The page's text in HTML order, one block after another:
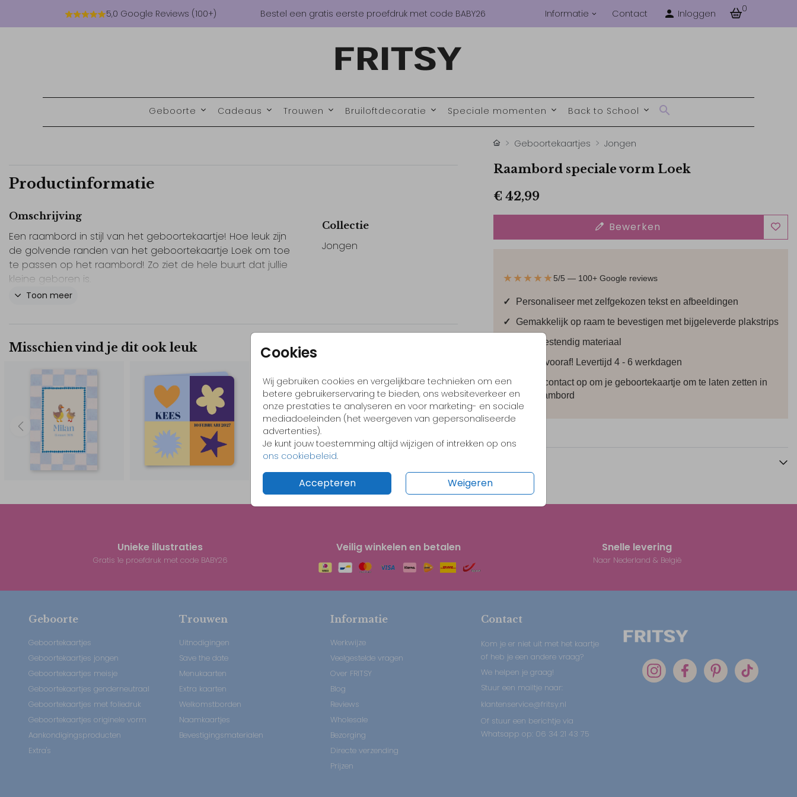
5,0 Google Reviews (100+) Bestel een gratis eerste proefdruk met code BABY26 Informatie Contact Inloggen 0
Geboorte Cadeaus Trouwen Bruiloftdecoratie Speciale momenten Back to School
Cookies
Wij gebruiken cookies en vergelijkbare technieken om een
betere gebruikerservaring te bieden, ons websiteverkeer en
onze prestaties te analyseren en voor marketing- en sociale
mediadoeleinden (het weergeven van gepersonaliseerde
advertenties).
Je kunt jouw toestemming altijd wijzigen of intrekken op ons
ons cookiebeleid.
Accepteren Weigeren
Productinformatie
Omschrijving
Een raambord in stijl van het geboortekaartje! Hoe leuk zijn
de golvende randen van het geboortekaartje Loek om toe
te passen op het raambord! Zo ziet de hele buurt dat jullie
kleine geboren is.
Toon meer
Collectie
Jongen
Misschien vind je dit ook leuk
Geboortekaartjes Jongen
Raambord speciale vorm Loek
€ 42,99
Bewerken
★★★★★5/5 — 100+ Google reviews
✓
Personaliseer met zelfgekozen tekst en afbeeldingen
✓
Gemakkelijk op raam te bevestigen met bijgeleverde plakstrips
Weerbestendig materiaal
Bestel vooraf! Levertijd 4 - 6 werkdagen
✓
Neem contact op om je geboortekaartje om te laten zetten in
een raambord
Unieke illustraties
Gratis 1e proefdruk met code BABY26
Veilig winkelen en betalen Snelle levering
Naar Nederland & België
Geboorte
Geboortekaartjes
Geboortekaartjes jongen
Geboortekaartjes meisje
Geboortekaartjes genderneutraal
Geboortekaartjes met foliedruk
Geboortekaartjes originele vorm
Aankondigingsproducten
Extra's
Trouwen
Uitnodigingen
Save the date
Menukaarten
Extra kaarten
Welkomstborden
Naamkaartjes
Bevestigingsmaterialen
Informatie
Werkwijze
Veelgestelde vragen
Over FRITSY
Blog
Reviews
Wholesale
Bezorging
Directe verzending
Prijzen
Contact
Kom je er niet uit met het kaartje
of heb je een andere vraag?
We helpen je graag!
Stuur een mailtje naar:
klantenservice@fritsy.nl
Of stuur een berichtje via
Whatsapp op: 06 34 21 43 75